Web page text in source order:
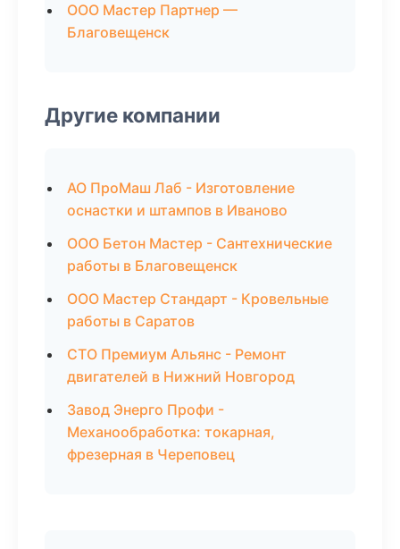
ООО Мастер Партнер —
Благовещенск
Другие компании
АО ПроМаш Лаб - Изготовление
оснастки и штампов в Иваново
ООО Бетон Мастер - Сантехнические
работы в Благовещенск
ООО Мастер Стандарт - Кровельные
работы в Саратов
СТО Премиум Альянс - Ремонт
двигателей в Нижний Новгород
Завод Энерго Профи -
Механообработка: токарная,
фрезерная в Череповец